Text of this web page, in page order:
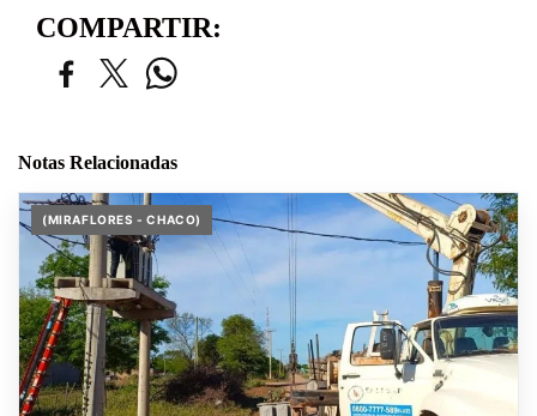
COMPARTIR:
Notas Relacionadas
(MIRAFLORES - CHACO)